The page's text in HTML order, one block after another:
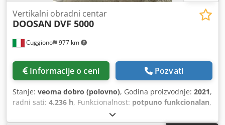
Cuggiono 977 km
Vertikalni obradni centar
DOOSAN DVF 5000
Informacije o ceni Pozvati
Stanje: veoma dobro (polovno), Godina proizvodnje: 2021,
radni sati: 4.236 h, Funkcionalnost: potpuno funkcionalan,
udaljenost pomeranja ose X:625 mm